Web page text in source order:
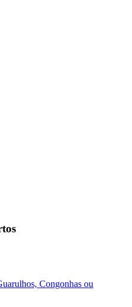
Congonhas ou